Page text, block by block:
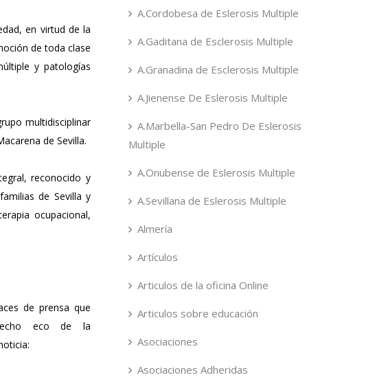
en virtud de la
de toda clase
y patologías
multidisciplinar
de Sevilla.
reconocido y
de Sevilla y
ocupacional,
de prensa que
eco de la
A.Cordobesa de Eslerosis Multiple
A.Gaditana de Esclerosis Multiple
A.Granadina de Esclerosis Multiple
A.Jienense De Eslerosis Multiple
A.Marbella-San Pedro De Eslerosis
Multiple
A.Onubense de Eslerosis Multiple
A.Sevillana de Eslerosis Multiple
Almería
Artículos
Articulos de la oficina Online
Articulos sobre educación
Asociaciones
Asociaciones Adheridas